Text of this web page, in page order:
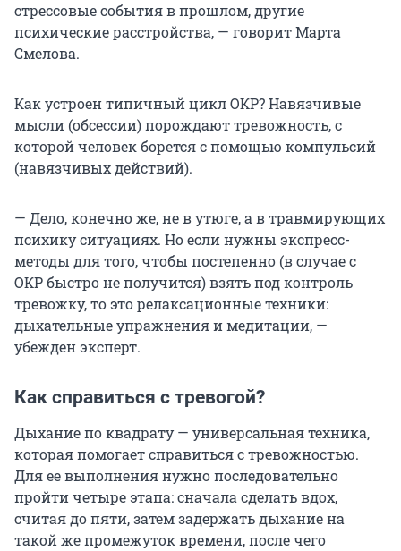
стрессовые события в прошлом, другие
психические расстройства, — говорит Марта
Смелова.
Как устроен типичный цикл ОКР? Навязчивые
мысли (обсессии) порождают тревожность, с
которой человек борется с помощью компульсий
(навязчивых действий).
— Дело, конечно же, не в утюге, а в травмирующих
психику ситуациях. Но если нужны экспресс-
методы для того, чтобы постепенно (в случае с
ОКР быстро не получится) взять под контроль
тревожку, то это релаксационные техники:
дыхательные упражнения и медитации, —
убежден эксперт.
Как справиться с тревогой?
Дыхание по квадрату — универсальная техника,
которая помогает справиться с тревожностью.
Для ее выполнения нужно последовательно
пройти четыре этапа: сначала сделать вдох,
считая до пяти, затем задержать дыхание на
такой же промежуток времени, после чего